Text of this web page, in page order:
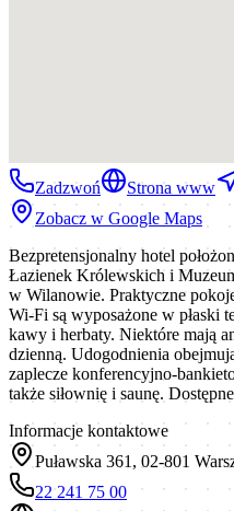
Zadzwoń Strona www
Zobacz w Google Maps
Bezpretensjonalny hotel
Łazienek Królewskich i
w Wilanowie. Praktyczne
Wi-Fi są wyposażone w płaski
kawy i herbaty. Niektóre mają
dzienną. Udogodnienia
zaplecze konferencyjno-
także siłownię i saunę.
Informacje kontaktowe
Puławska 361, 02-801
22 241 75 00